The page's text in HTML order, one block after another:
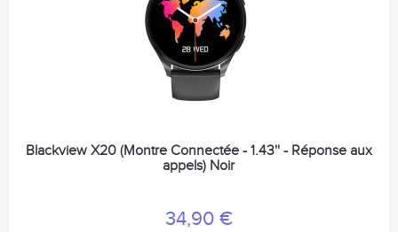
Blackview X20 (Montre Connectée - 1.43'' - Réponse aux
appels) Noir
34,90 €